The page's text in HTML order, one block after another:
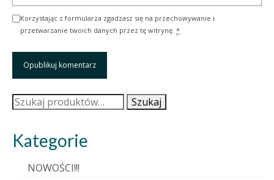
Korzystając z formularza zgadzasz się na przechowywanie i
przetwarzanie twoich danych przez tę witrynę. *
Szukaj: Szukaj
Kategorie
NOWOŚCI!!!